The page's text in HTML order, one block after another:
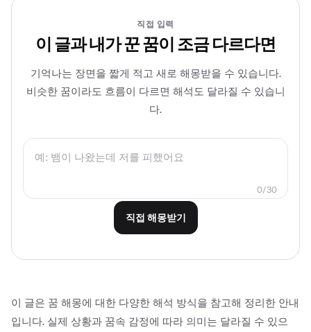
직접 입력
이 글과 내가 꾼 꿈이 조금 다르다면
기억나는 장면을 짧게 적고 새로 해몽받을 수 있습니다.
비슷한 꿈이라도 흐름이 다르면 해석도 달라질 수 있습니
다.
0/30
직접 해몽받기
이 글은 꿈 해몽에 대한 다양한 해석 방식을 참고해 정리한 안내
입니다. 실제 상황과 꿈속 감정에 따라 의미는 달라질 수 있으